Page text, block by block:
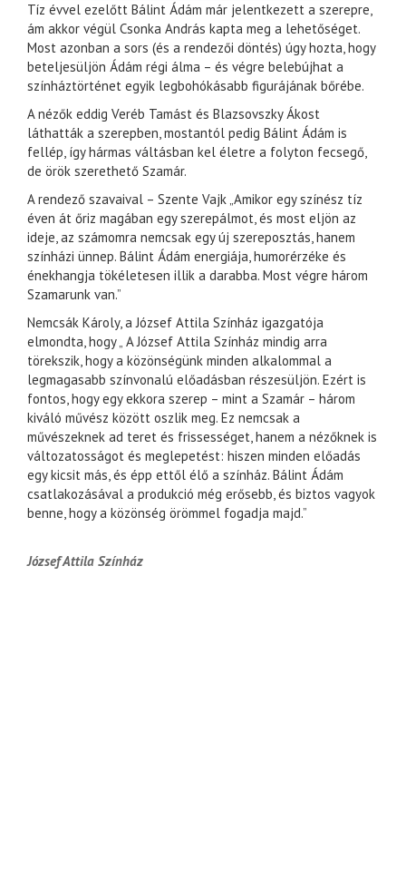
Tíz évvel ezelőtt Bálint Ádám már jelentkezett a szerepre,
ám akkor végül Csonka András kapta meg a lehetőséget.
Most azonban a sors (és a rendezői döntés) úgy hozta, hogy
beteljesüljön Ádám régi álma – és végre belebújhat a
színháztörténet egyik legbohókásabb figurájának bőrébe.
A nézők eddig Veréb Tamást és Blazsovszky Ákost
láthatták a szerepben, mostantól pedig Bálint Ádám is
fellép, így hármas váltásban kel életre a folyton fecsegő,
de örök szerethető Szamár.
A rendező szavaival – Szente Vajk „Amikor egy színész tíz
éven át őriz magában egy szerepálmot, és most eljön az
ideje, az számomra nemcsak egy új szereposztás, hanem
színházi ünnep. Bálint Ádám energiája, humorérzéke és
énekhangja tökéletesen illik a darabba. Most végre három
Szamarunk van.”
Nemcsák Károly, a József Attila Színház igazgatója
elmondta, hogy „ A József Attila Színház mindig arra
törekszik, hogy a közönségünk minden alkalommal a
legmagasabb színvonalú előadásban részesüljön. Ezért is
fontos, hogy egy ekkora szerep – mint a Szamár – három
kiváló művész között oszlik meg. Ez nemcsak a
művészeknek ad teret és frissességet, hanem a nézőknek is
változatosságot és meglepetést: hiszen minden előadás
egy kicsit más, és épp ettől élő a színház. Bálint Ádám
csatlakozásával a produkció még erősebb, és biztos vagyok
benne, hogy a közönség örömmel fogadja majd.”
József Attila Színház